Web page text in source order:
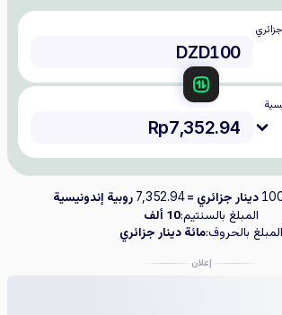
دينار جزائري =7,352.94 روبية إندونيسية
المبلغ بالسنتيم:10 ألف
المبلغ بالحروف:مائة دينار جزائري
إعلان